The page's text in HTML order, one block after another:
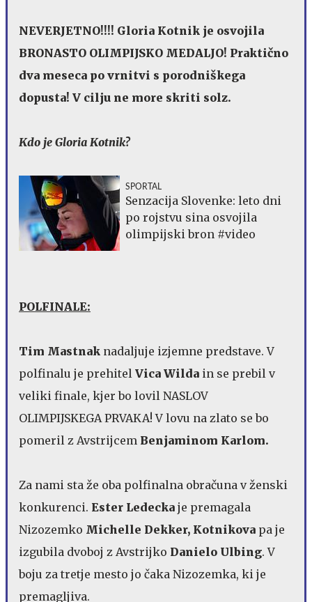
NEVERJETNO!!!! Gloria Kotnik je osvojila
BRONASTO OLIMPIJSKO MEDALJO! Praktično
dva meseca po vrnitvi s porodniškega
dopusta! V cilju ne more skriti solz.
Kdo je Gloria Kotnik?
SPORTAL
Senzacija Slovenke: leto dni
po rojstvu sina osvojila
olimpijski bron #video
POLFINALE:
Tim Mastnak nadaljuje izjemne predstave. V
polfinalu je prehitel Vica Wilda in se prebil v
veliki finale, kjer bo lovil NASLOV
OLIMPIJSKEGA PRVAKA! V lovu na zlato se bo
pomeril z Avstrijcem Benjaminom Karlom.
Za nami sta že oba polfinalna obračuna v ženski
konkurenci. Ester Ledecka je premagala
Nizozemko Michelle Dekker, Kotnikova pa je
izgubila dvoboj z Avstrijko Danielo Ulbing. V
boju za tretje mesto jo čaka Nizozemka, ki je
premagljiva.